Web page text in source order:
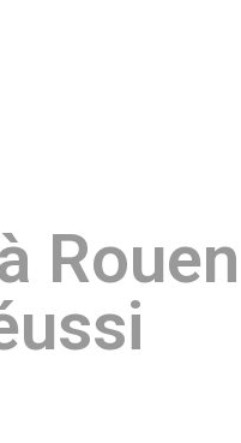
Rouen